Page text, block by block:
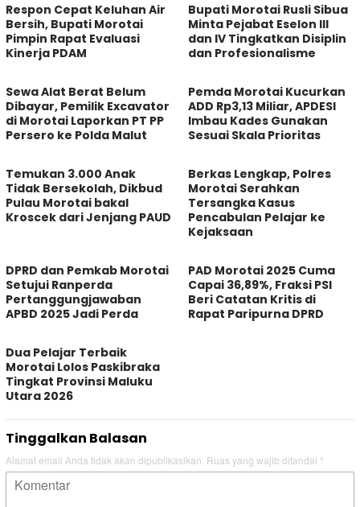
Respon Cepat Keluhan Air
Bersih, Bupati Morotai
Pimpin Rapat Evaluasi
Kinerja PDAM
Bupati Morotai Rusli Sibua
Minta Pejabat Eselon III
dan IV Tingkatkan Disiplin
dan Profesionalisme
Sewa Alat Berat Belum
Dibayar, Pemilik Excavator
di Morotai Laporkan PT PP
Persero ke Polda Malut
Pemda Morotai Kucurkan
ADD Rp3,13 Miliar, APDESI
Imbau Kades Gunakan
Sesuai Skala Prioritas
Temukan 3.000 Anak
Tidak Bersekolah, Dikbud
Pulau Morotai bakal
Kroscek dari Jenjang PAUD
Berkas Lengkap, Polres
Morotai Serahkan
Tersangka Kasus
Pencabulan Pelajar ke
Kejaksaan
DPRD dan Pemkab Morotai
Setujui Ranperda
Pertanggungjawaban
APBD 2025 Jadi Perda
PAD Morotai 2025 Cuma
Capai 36,89%, Fraksi PSI
Beri Catatan Kritis di
Rapat Paripurna DPRD
Dua Pelajar Terbaik
Morotai Lolos Paskibraka
Tingkat Provinsi Maluku
Utara 2026
Tinggalkan Balasan
Alamat email Anda tidak akan dipublikasikan. Ruas yang wajib ditandai *